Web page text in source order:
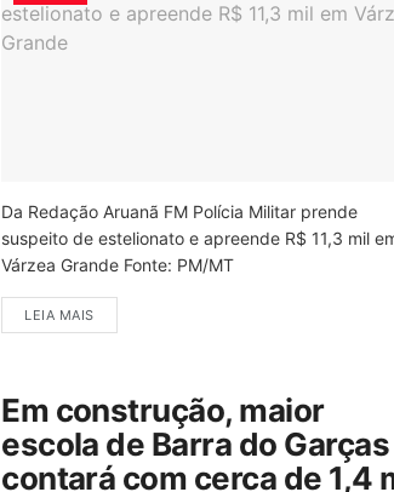
Da Redação Aruanã FM Polícia Militar prende
suspeito de estelionato e apreende R$ 11,3 mil
Várzea Grande Fonte: PM/MT
LEIA MAIS
Em construção, maior
escola de Barra do Garças
contará com cerca de 1,4